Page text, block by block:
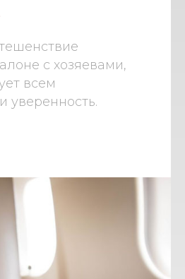
с хозяевами,
всем
уверенность.